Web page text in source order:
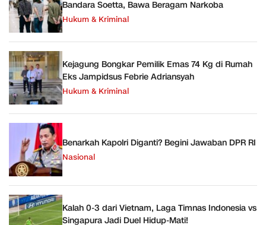
Bandara Soetta, Bawa Beragam Narkoba
Hukum & Kriminal
Kejagung Bongkar Pemilik Emas 74 Kg di Rumah
Eks Jampidsus Febrie Adriansyah
Hukum & Kriminal
Benarkah Kapolri Diganti? Begini Jawaban DPR RI
Nasional
Kalah 0-3 dari Vietnam, Laga Timnas Indonesia vs
Singapura Jadi Duel Hidup-Mati!